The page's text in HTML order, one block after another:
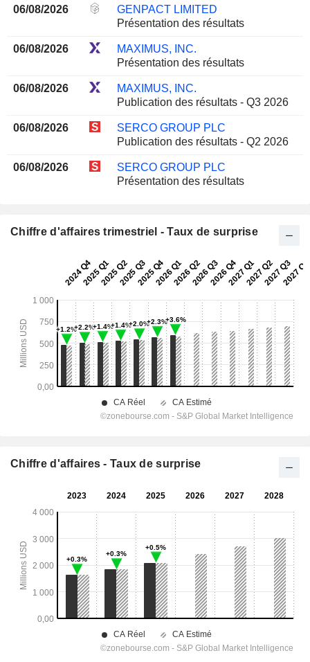
06/08/2026
GENPACT LIMITED
Présentation des résultats
06/08/2026
MAXIMUS, INC.
Présentation des résultats
06/08/2026
MAXIMUS, INC.
Publication des résultats - Q3 2026
06/08/2026
SERCO GROUP PLC
Publication des résultats - Q2 2026
06/08/2026
SERCO GROUP PLC
Présentation des résultats
Chiffre d'affaires trimestriel - Taux de surprise
Chiffre d'affaires - Taux de surprise